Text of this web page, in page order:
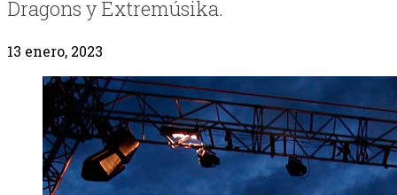
Dragons y Extremúsika.
13 enero, 2023